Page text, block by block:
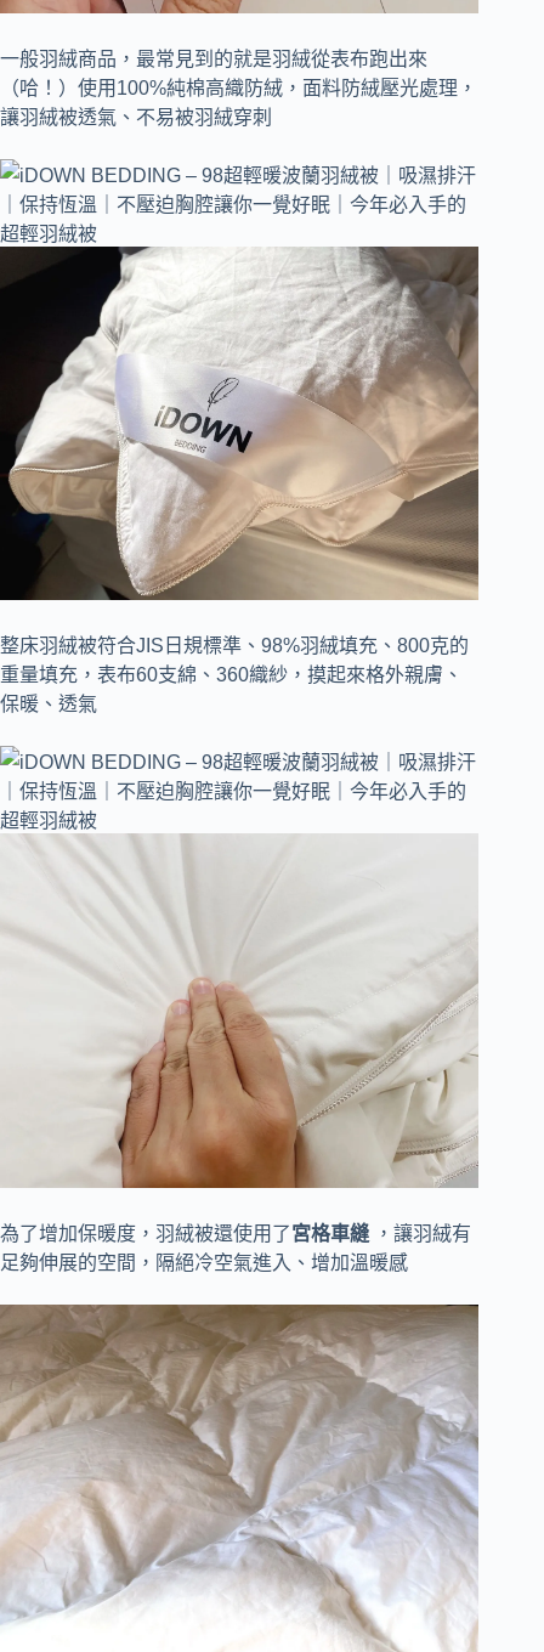
一般羽絨商品，最常見到的就是羽絨從表布跑出來
（哈！）使用100%純棉高織防絨，面料防絨壓光處理，
讓羽絨被透氣、不易被羽絨穿刺
整床羽絨被符合JIS日規標準、98%羽絨填充、800克的
重量填充，表布60支綿、360織紗，摸起來格外親膚、
保暖、透氣
為了增加保暖度，羽絨被還使用了宮格車縫 ，讓羽絨有
足夠伸展的空間，隔絕冷空氣進入、增加溫暖感